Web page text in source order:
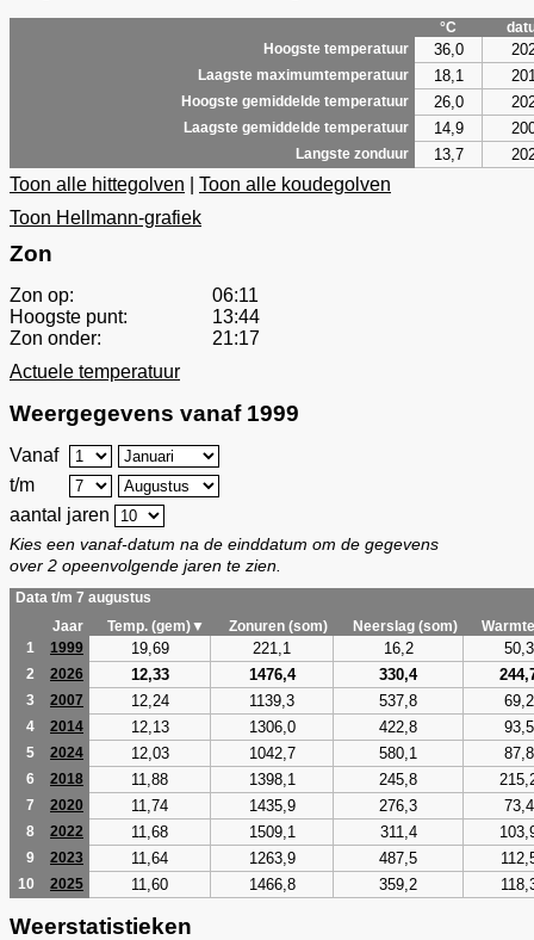
°C
Hoogste temperatuur
36,0
Laagste maximumtemperatuur 18,1
Hoogste gemiddelde temperatuur 26,0
Laagste gemiddelde temperatuur 14,9
Langste zonduur 13,7
Toon alle hittegolven
Toon alle koudegolven
Toon Hellmann-grafiek
Zon
Zon op:
06:11
Hoogste punt:
13:44
Zon onder:
21:17
Actuele temperatuur
Weergegevens vanaf 1999
Vanaf
t/m
aantal jaren
Kies een vanaf-datum na de einddatum om de gegevens
over 2 opeenvolgende jaren te zien.
Data t/m 7 augustus
Jaar
Temp. (gem)▼ Zonuren (som) Neerslag (som)
1
1999 19,69 221,1 16,2 50,3
2 2026 12,33 1476,4 330,4
3 2007 12,24 1139,3 537,8 69,2
4 2014 12,13 1306,0 422,8 93,5
5 2024 12,03 1042,7 580,1 87,8
6 2018 11,88 1398,1 245,8
7 2020 11,74 1435,9 276,3 73,4
8 2022 11,68 1509,1 311,4
9 2023 11,64 1263,9 487,5
10 2025 11,60 1466,8 359,2
Weerstatistieken